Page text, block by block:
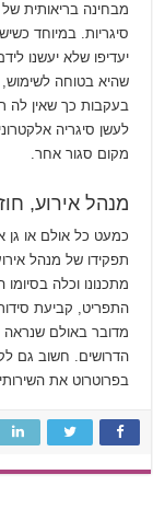
מבחינה בריאותית
סיגריות. במיוחד
יעדיפו שלא יעשנו
שהיא בטוחה לשימוש,
בעקבות כך שאין לה
לעשן סיגריה
מקום סגור אחר.
מנהל אירוע,
כמעט כל אולם או גן
תפקידו של מנהל
מתכנונו וכלה
התפריט, קביעת
מדובר באולם שנראה
הדרושים. חשוב גם
בפרוטרוט את